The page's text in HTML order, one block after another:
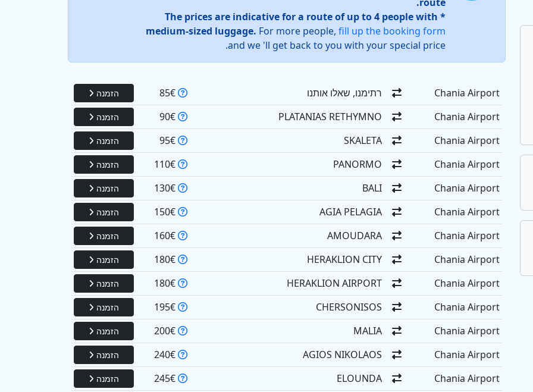
* The prices are indicative for a route of up to 4 people with
medium-sized luggage. For more people, fill up the booking form
and we 'll get back to you with your special price.
Chania Airport רתימנו, שאלו אותנו הזמנה
Chania Airport
PLATANIAS RETHYMNO הזמנה
Chania Airport
SKALETA הזמנה
Chania Airport
PANORMO הזמנה
Chania Airport
BALI הזמנה
Chania Airport
AGIA PELAGIA הזמנה
Chania Airport
AMOUDARA הזמנה
Chania Airport
HERAKLION CITY הזמנה
Chania Airport
HERAKLION AIRPORT הזמנה
Chania Airport
CHERSONISOS הזמנה
Chania Airport
MALIA הזמנה
Chania Airport
AGIOS NIKOLAOS הזמנה
Chania Airport
ELOUNDA הזמנה